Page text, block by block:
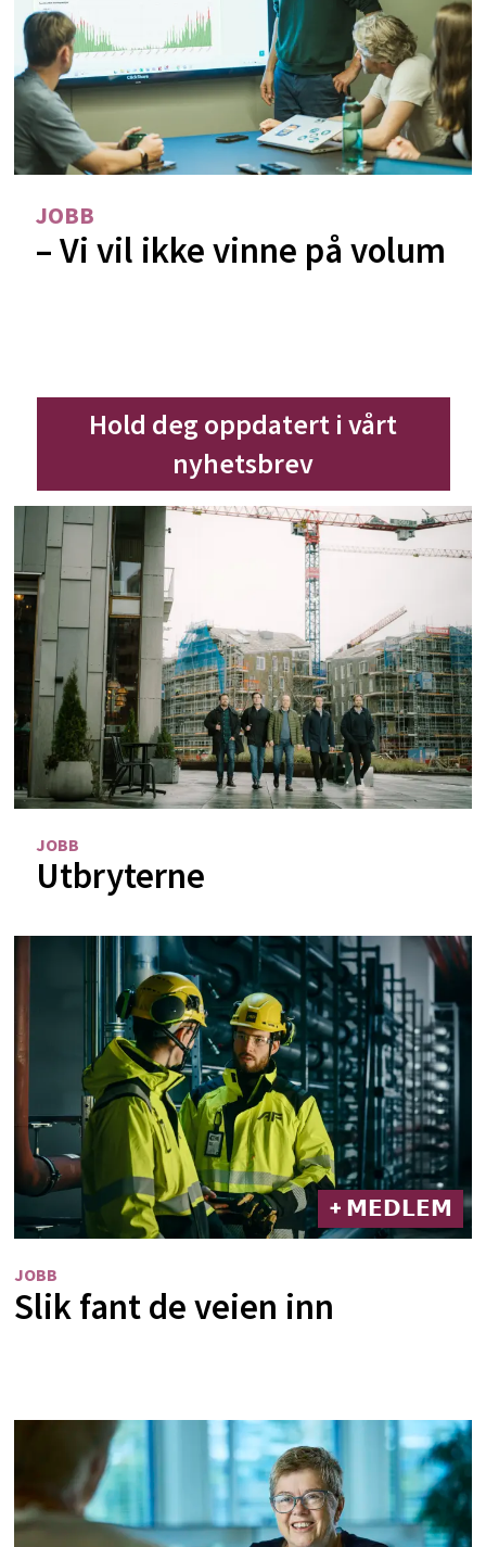
JOBB
– Vi vil ikke vinne på volum
Hold deg oppdatert i vårt
nyhetsbrev
JOBB
Utbryterne
+ 𝗠𝗘𝗗𝗟𝗘𝗠
JOBB
Slik fant de veien inn